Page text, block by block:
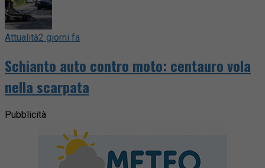
Attualità2 giorni fa
Schianto auto contro moto: centauro vola
nella scarpata
Pubblicità